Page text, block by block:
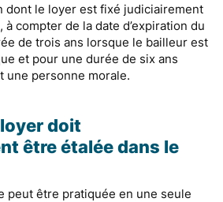
dont le loyer est fixé judiciairement
compter de la date d’expiration du
de trois ans lorsque le bailleur est
et pour une durée de six ans
une personne morale.
doit
être étalée dans le
peut être pratiquée en une seule